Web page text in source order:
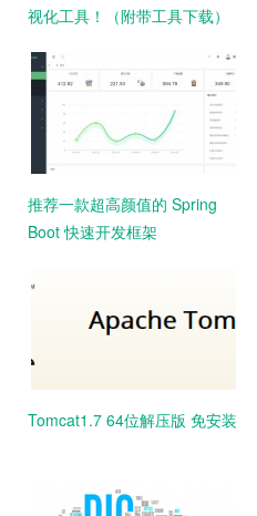
视化工具！（附带工具下载）
推荐一款超高颜值的 Spring
Boot 快速开发框架
Tomcat1.7 64位解压版 免安装